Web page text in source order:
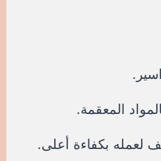
المعقمة.
لعمله بكفاءة أعلى.